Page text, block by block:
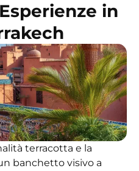
in
terracotta e la
banchetto visivo a